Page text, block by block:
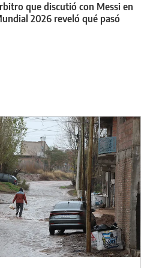
que discutió con Messi en
2026 reveló qué pasó